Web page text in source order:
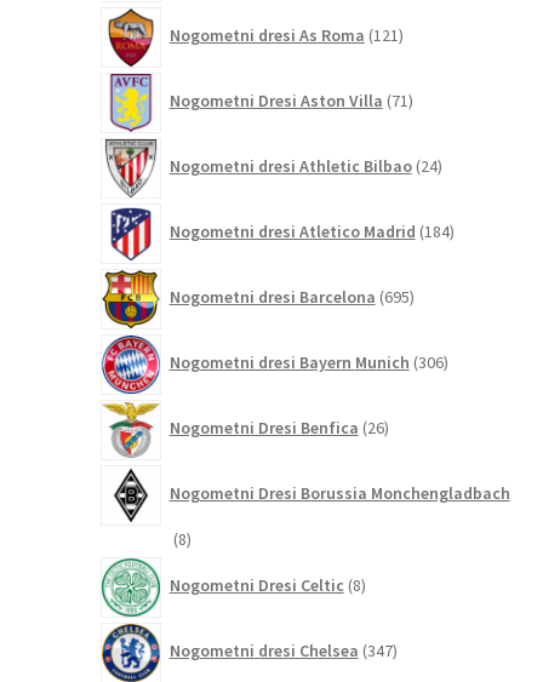
Nogometni dresi As Roma 121izdelkov
Nogometni Dresi Aston Villa 71izdelkov
Nogometni dresi Athletic Bilbao 24izdelkov
Nogometni dresi Atletico Madrid 184izdelkov
Nogometni dresi Barcelona 695izdelkov
Nogometni dresi Bayern Munich 306izdelkov
Nogometni Dresi Benfica 26izdelkov
Nogometni Dresi Borussia Monchengladbach
88
Nogometni Dresi Celtic 8izdelkov
Nogometni dresi Chelsea 347izdelkov